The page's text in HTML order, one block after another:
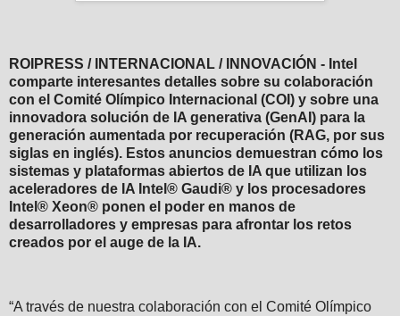
ROIPRESS / INTERNACIONAL / INNOVACIÓN - Intel
comparte interesantes detalles sobre su colaboración
con el Comité Olímpico Internacional (COI) y sobre una
innovadora solución de IA generativa (GenAI) para la
generación aumentada por recuperación (RAG, por sus
siglas en inglés). Estos anuncios demuestran cómo los
sistemas y plataformas abiertos de IA que utilizan los
aceleradores de IA Intel® Gaudi® y los procesadores
Intel® Xeon® ponen el poder en manos de
desarrolladores y empresas para afrontar los retos
creados por el auge de la IA.
“A través de nuestra colaboración con el Comité Olímpico